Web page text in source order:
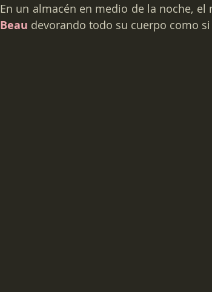
En un almacén en medio de la noche, el
Beau devorando todo su cuerpo como